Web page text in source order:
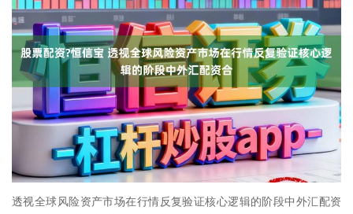
透视全球风险资产市场在行情反复验证核心逻辑的阶段中外汇配资